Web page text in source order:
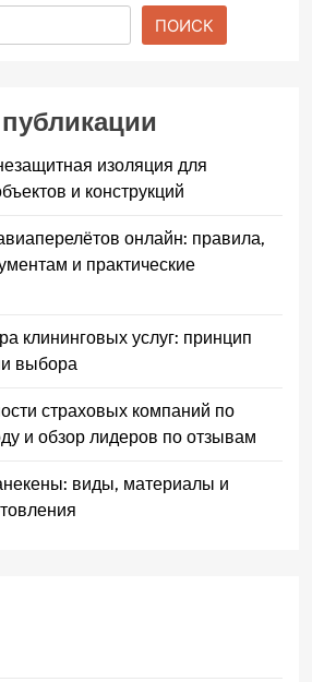
ПОИСК
изоляция для
и конструкций
онлайн: правила,
и практические
клининговых услуг: принцип
выбора
страховых компаний по
и обзор лидеров по отзывам
виды, материалы и